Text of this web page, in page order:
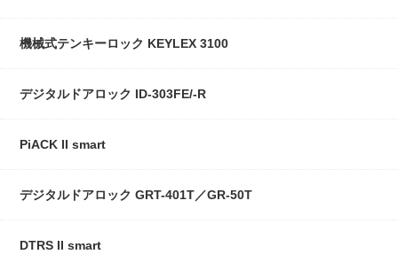
機械式テンキーロック KEYLEX 3100
デジタルドアロック ID-303FE/-R
PiACK II smart
デジタルドアロック GRT-401T／GR-50T
DTRS II smart